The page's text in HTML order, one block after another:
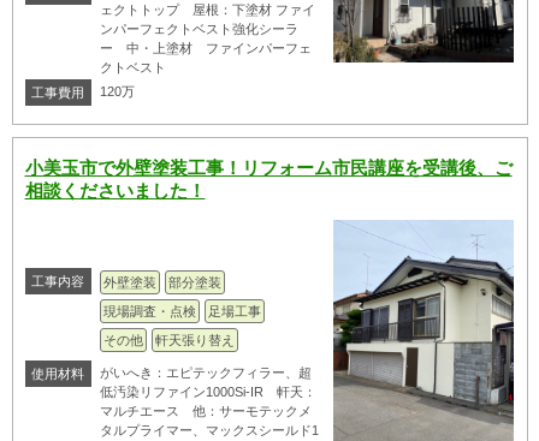
ェクトトップ 屋根：下塗材 ファイ
ンパーフェクトベスト強化シーラ
ー 中・上塗材 ファインパーフェ
クトベスト
工事費用
120万
小美玉市で外壁塗装工事！リフォーム市民講座を受講後、ご
相談くださいました！
工事内容 外壁塗装
部分塗装
現場調査・点検
足場工事
その他
軒天張り替え
使用材料
がいへき：エピテックフィラー、超
低汚染リファイン1000Si-IR 軒天：
マルチエース 他：サーモテックメ
タルプライマー、マックスシールド1